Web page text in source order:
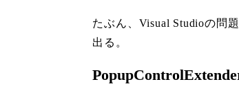
たぶん、Visual Studioの問
出る。